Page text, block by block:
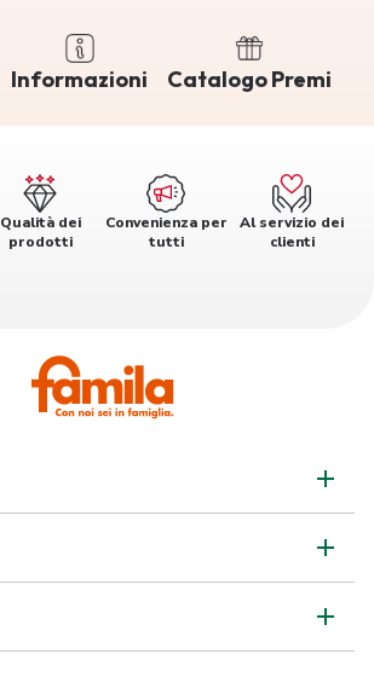
Informazioni Catalogo Premi
Qualità dei
prodotti
Convenienza per
tutti
Al servizio dei
clienti